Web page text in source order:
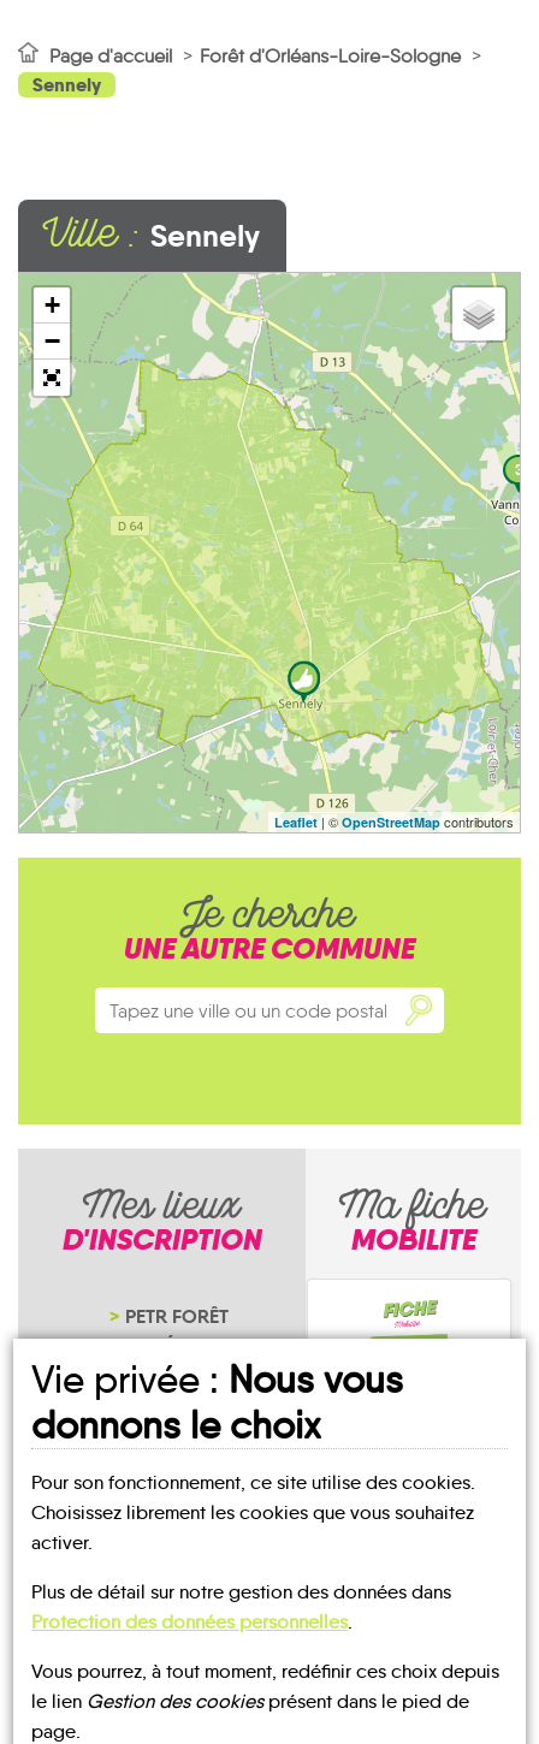
Page d'accueil Forêt d'Orléans-Loire-Sologne
Sennely
Ville : Sennely
3
+
−
Leaflet | © OpenStreetMap contributors
Je cherche
UNE AUTRE COMMUNE
Mes lieux
D'INSCRIPTION
PETR FORÊT
D'ORLÉANS-
LOIRE-SOLOGNE
NOTRE PAGE
D'INSCRIPTION
Ma fiche
MOBILITE
Sennely
UN AVIS, UN TÉMOIGNAGE
Vie privée : Nous vous
donnons le choix
Pour son fonctionnement, ce site utilise des cookies.
Choisissez librement les cookies que vous souhaitez
activer.
Plus de détail sur notre gestion des données dans
Protection des données personnelles.
Vous pourrez, à tout moment, redéfinir ces choix depuis
le lien Gestion des cookiesprésent dans le pied de
page.